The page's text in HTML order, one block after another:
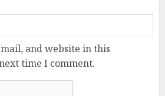
and website in this
time I comment.